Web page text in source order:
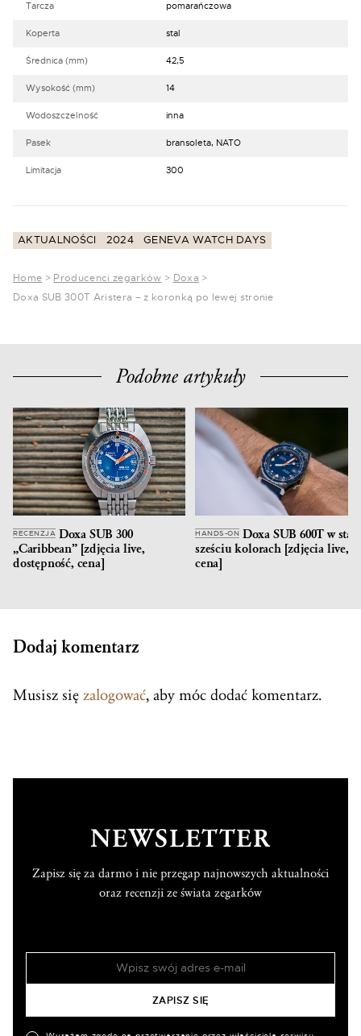
Tarcza pomarańczowa
Koperta stal
Średnica (mm) 42,5
Wysokość (mm) 14
Wodoszczelność inna
Pasek bransoleta, NATO
Limitacja 300
AKTUALNOŚCI 2024 GENEVA WATCH DAYS
Home > Producenci zegarków > Doxa >
Doxa SUB 300T Aristera – z koronką po lewej stronie
Podobne artykuły
RECENZJA Doxa SUB 300
„Caribbean” [zdjęcia live,
dostępność, cena]
HANDS-ON
Doxa SUB 600T w
sześciu kolorach [zdjęcia live,
cena]
Dodaj komentarz
Musisz się zalogować, aby móc dodać komentarz.
NEWSLETTER
Zapisz się za darmo i nie przegap najnowszych aktualności
oraz recenzji ze świata zegarków